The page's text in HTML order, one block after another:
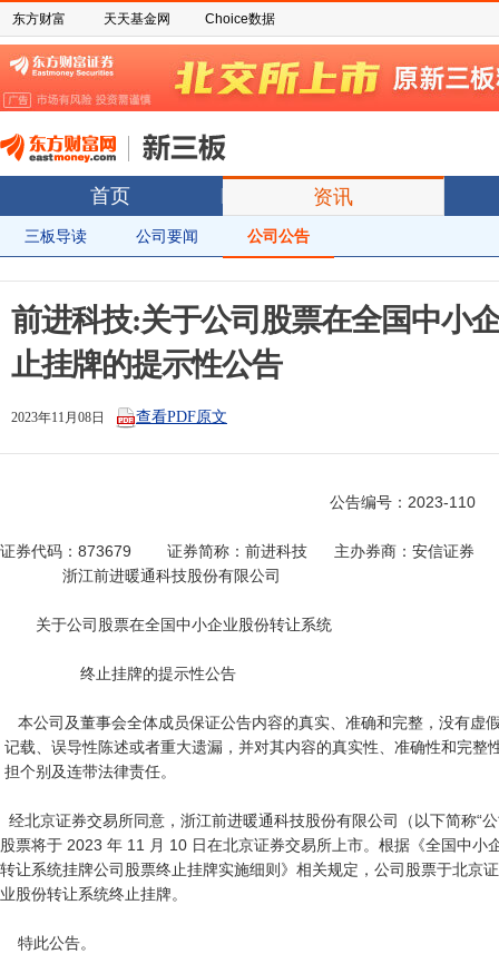
东方财富 天天基金网 Choice数据
首页 资讯
三板导读 公司要闻 公司公告
前进科技:关于公司股票在全国中小
止挂牌的提示性公告
2023年11月08日 查看PDF原文
证券代码：873679        证券简称：前进科技      主办券商：安信证券
股票将于 2023 年 11 月 10 日在北京证券交易所上市。根据《全国中小
转让系统挂牌公司股票终止挂牌实施细则》相关规定，公司股票于北京
业股份转让系统终止挂牌。